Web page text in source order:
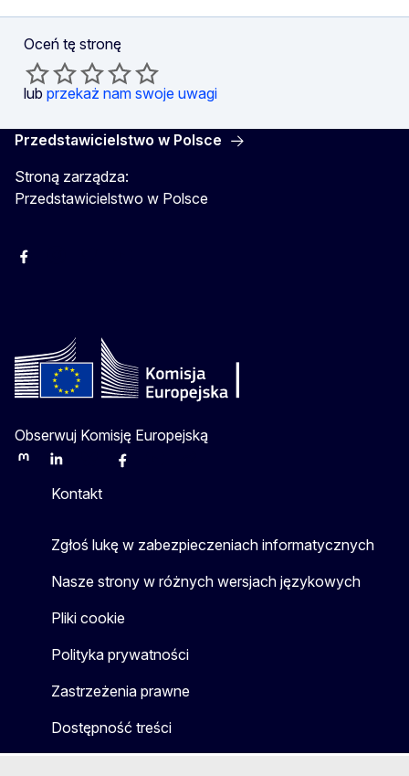
Oceń tę stronę
lub przekaż nam swoje uwagi
Przedstawicielstwo w Polsce
Stroną zarządza:
Przedstawicielstwo w Polsce
Facebook
Obserwuj Komisję Europejską
MastodonLinkedInBlueskyFacebook
Kontakt
Zgłoś lukę w zabezpieczeniach informatycznych
Nasze strony w różnych wersjach językowych
Pliki cookie
Polityka prywatności
Zastrzeżenia prawne
Dostępność treści